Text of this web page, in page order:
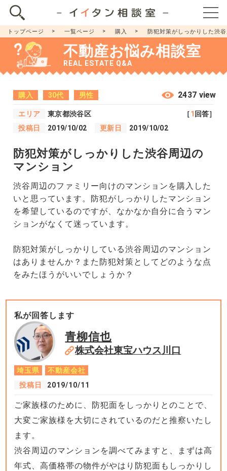
トップページ 一覧ページ 購入 防犯対策がしっかりした渋
不動産お悩み相談室
REAL ESTATE Q&A
購入 30代 男性
エリア
東京都渋谷区
投稿日
2019/10/02 更新日 2019/10/02
［1 回答］
2437 view
防犯対策がしっかりした渋谷周辺の
マンション
渋谷周辺のファミリー向けのマンションを購入した
いと思っています。防犯がしっかりしたマンション
を希望しているのですが、なかなか自分に合うマン
ションがなくて迷っています。
防犯対策がしっかりしている渋谷周辺のマンション
はありませんか？また防犯対策としてどのような点
をみたほうがいいでしょうか？
私が回答します
青柳信也
株式会社東宝ハウス川口
埼玉県
不動産会社
投稿日
2019/10/11
ご家族様のために、防犯面をしっかりとのことで、
大変ご家族様を大切にされているのだと推察いたし
ます。
渋谷周辺のマンションを調べてみますと、まずは高
年式、高価格帯の物件がやはり防犯面もしっかりし